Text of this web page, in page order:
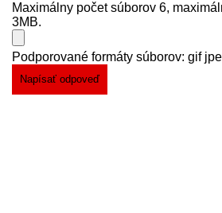
Maximálny počet súborov 6,
3MB.
Podporované formáty súborov: gif